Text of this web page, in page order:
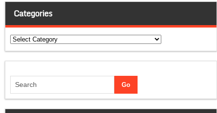
Categories
Categories